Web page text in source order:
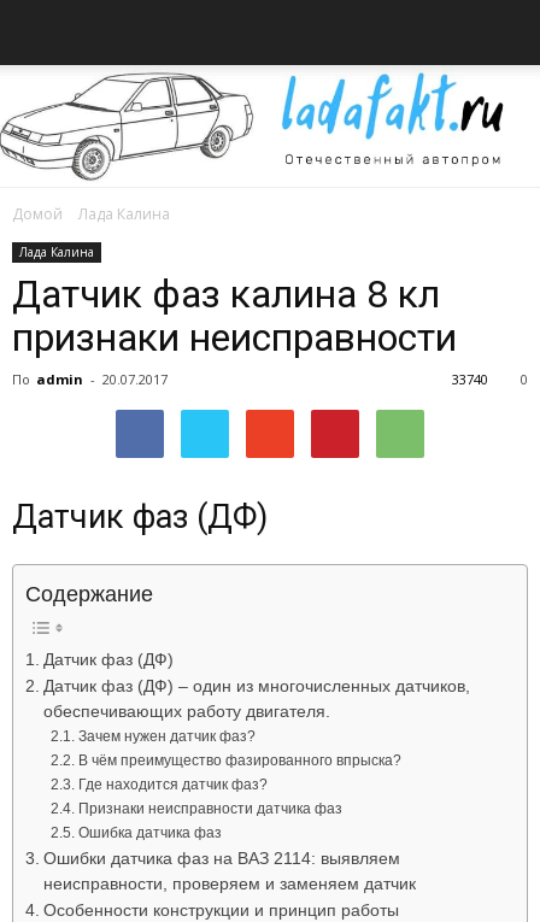
об
автомобилях
Лада
Домой Лада Калина
Лада Калина
Датчик фаз калина 8 кл
признаки неисправности
По admin - 20.07.2017 0
33740
Датчик фаз (ДФ)
Содержание
Датчик фаз (ДФ)
Датчик фаз (ДФ) – один из многочисленных датчиков,
обеспечивающих работу двигателя.
Зачем нужен датчик фаз?
В чём преимущество фазированного впрыска?
Где находится датчик фаз?
Признаки неисправности датчика фаз
Ошибка датчика фаз
Ошибки датчика фаз на ВАЗ 2114: выявляем
неисправности, проверяем и заменяем датчик
Особенности конструкции и принцип работы